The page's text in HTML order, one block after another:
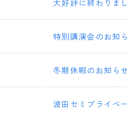
大好評に終わりま
特別講演会のお知
冬期休暇のお知ら
波田セミプライベ